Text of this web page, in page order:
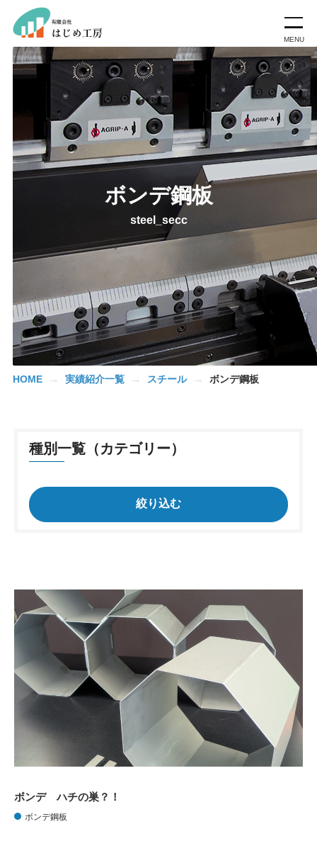
ボンデ鋼板
steel_secc
HOME → 実績紹介一覧 → スチール → ボンデ鋼板
種別一覧（カテゴリー）
絞り込む
ボンデ ハチの巣？！
ボンデ鋼板